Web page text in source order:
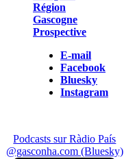
Région
Gascogne
Prospective
E-mail
Facebook
Bluesky
Instagram
Podcasts sur Ràdio País
@gasconha.com (Bluesky)